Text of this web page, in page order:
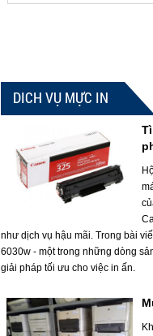
DICH VỤ MỰC IN
như dịch vụ hậu mãi. Trong bài
6030w - một trong những dòng
giải pháp tối ưu cho việc in ấn.